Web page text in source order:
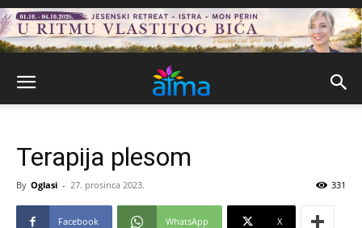
Terapija plesom
By Oglasi - 27. prosinca 2023. 331
Facebook WhatsApp X